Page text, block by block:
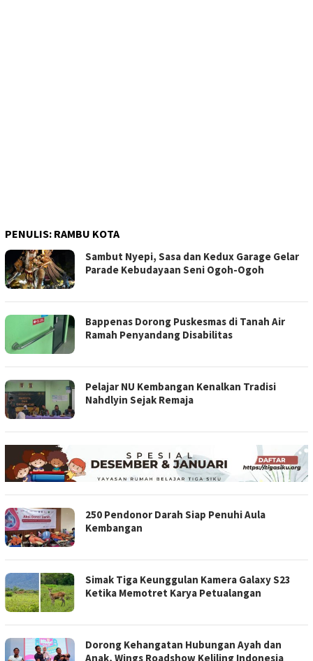
PENULIS: RAMBU KOTA
Sambut Nyepi, Sasa dan Kedux Garage Gelar
Parade Kebudayaan Seni Ogoh-Ogoh
Bappenas Dorong Puskesmas di Tanah Air
Ramah Penyandang Disabilitas
Pelajar NU Kembangan Kenalkan Tradisi
Nahdlyin Sejak Remaja
250 Pendonor Darah Siap Penuhi Aula
Kembangan
Simak Tiga Keunggulan Kamera Galaxy S23
Ketika Memotret Karya Petualangan
Dorong Kehangatan Hubungan Ayah dan
Anak, Wings Roadshow Keliling Indonesia